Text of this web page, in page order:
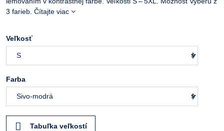
3 farieb. Čítajte viac
Veľkosť
Farba
Tabuľka veľkostí